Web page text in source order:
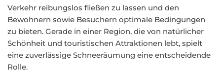
Verkehr reibungslos fließen zu lassen und den
Bewohnern sowie Besuchern optimale Bedingungen
zu bieten. Gerade in einer Region, die von natürlicher
Schönheit und touristischen Attraktionen lebt, spielt
eine zuverlässige Schneeräumung eine entscheidende
Rolle.